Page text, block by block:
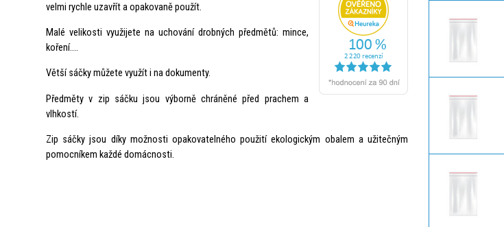
velmi rychle uzavřít a opakovaně použít.
Malé velikosti využijete na uchování drobných předmětů: mince,
koření....
Větší sáčky můžete využít i na dokumenty.
Předměty v zip sáčku jsou výborně chráněné před prachem a
vlhkostí.
Zip sáčky jsou díky možnosti opakovatelného použití ekologickým obalem a užitečným
pomocníkem každé domácnosti.